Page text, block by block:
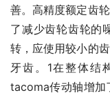
善。高精度额定齿
了减少齿轮齿轮的
转，应使用较小的
牙齿。1在整体结
tacoma传动轴增加